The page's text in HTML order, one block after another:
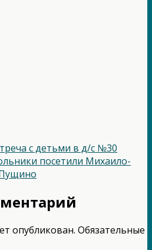
с детьми в д/с №30
посетили Михаило-
Пущино
опубликован. Обязательные